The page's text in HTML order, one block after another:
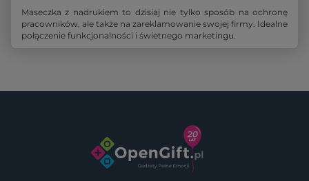
Maseczka z nadrukiem to dzisiaj nie tylko sposób na ochronę
pracowników, ale także na zareklamowanie swojej firmy. Idealne
połączenie funkcjonalności i świetnego marketingu.